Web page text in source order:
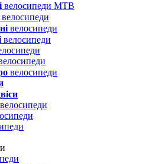
велосипеди MTB
велосипеди
велосипеди
велосипеди
велосипеди
велосипеди